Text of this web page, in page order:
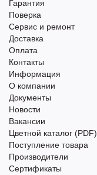
Гарантия
Поверка
Сервис и ремонт
Доставка
Оплата
Контакты
Информация
О компании
Документы
Новости
Вакансии
Цветной каталог (PDF)
Поступление товара
Производители
Сертификаты